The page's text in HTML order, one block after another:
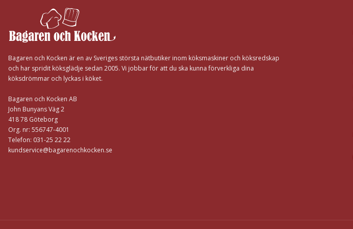
Bagaren och Kocken är en av Sveriges största nätbutiker inom köksmaskiner och köksredskap
och har spridit köksglädje sedan 2005. Vi jobbar för att du ska kunna förverkliga dina
köksdrömmar och lyckas i köket.
Bagaren och Kocken AB
John Bunyans Väg 2
418 78 Göteborg
Org. nr: 556747-4001
Telefon: 031-25 22 22
kundservice@bagarenochkocken.se